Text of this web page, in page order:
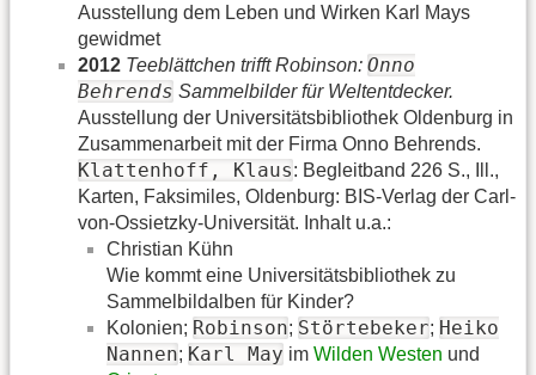
Ausstellung dem Leben und Wirken Karl Mays
gewidmet
2012 Teeblättchen trifft Robinson: Onno
Behrends Sammelbilder für Weltentdecker.
Ausstellung der Universitätsbibliothek Oldenburg in
Zusammenarbeit mit der Firma Onno Behrends.
Klattenhoff, Klaus: Begleitband 226 S., Ill.,
Karten, Faksimiles, Oldenburg: BIS-Verlag der Carl-
von-Ossietzky-Universität. Inhalt u.a.:
Christian Kühn
Wie kommt eine Universitätsbibliothek zu
Sammelbildalben für Kinder?
Kolonien; Robinson; Störtebeker; Heiko
Nannen; Karl May im Wilden Westen und